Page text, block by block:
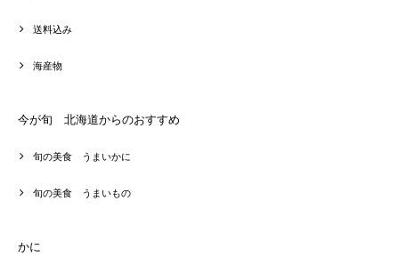
送料込み
海産物
今が旬 北海道からのおすすめ
旬の美食 うまいかに
旬の美食 うまいもの
かに